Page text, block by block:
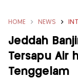
HOME NEWS
Jeddah
Tersapu Air
Tenggelam